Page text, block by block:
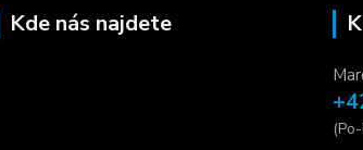
Kde nás najdete